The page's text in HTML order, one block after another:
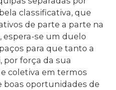
classificativa, que
de parte a parte na
espera-se um duelo
para que tanto a
por força da sua
coletiva em termos
boas oportunidades de